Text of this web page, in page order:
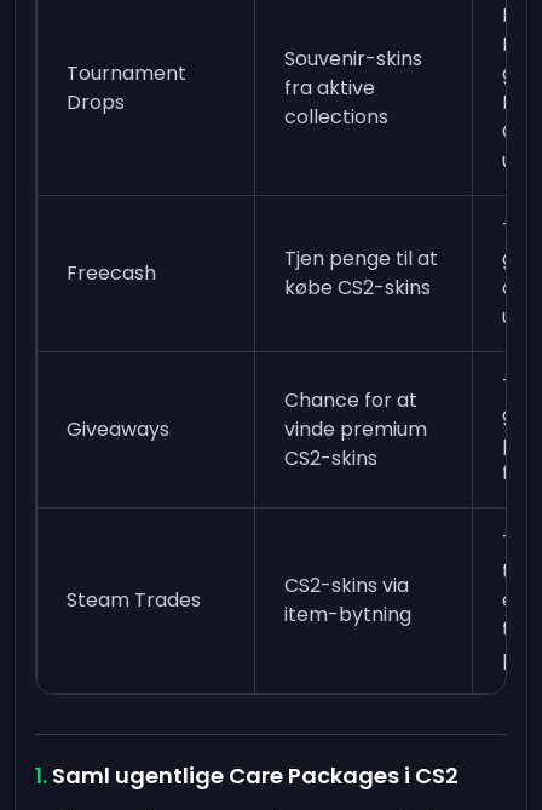
Tournament
Drops
Souvenir-skins
fra aktive
collections
Freecash
Tjen penge til at
købe CS2-skins
Giveaways
Chance for at
vinde premium
CS2-skins
Steam Trades
CS2-skins via
item-bytning
Saml ugentlige Care Packages i CS2